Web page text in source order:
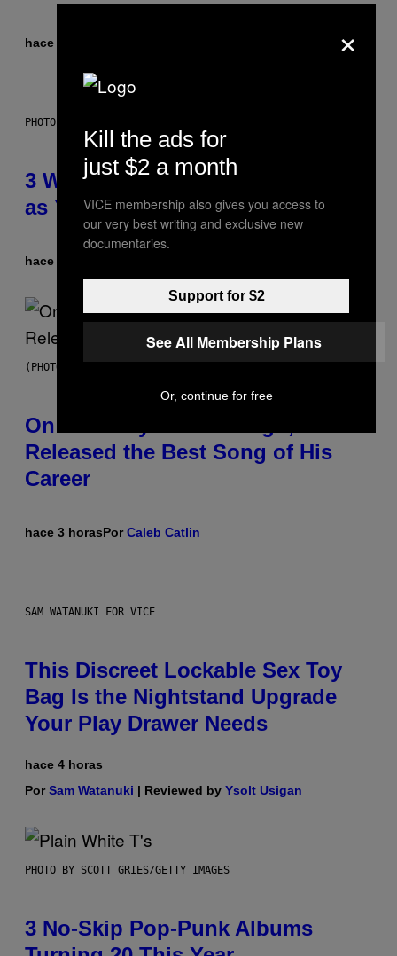
hace 2 horas
PHOTO ILLUSTRATION BY IAN WALDIE/GETTY IMAGES
3 Ways Your Music Taste Changes
as You Get Older
hace 2 horas
(PHOTO BY GARY GERSHOFF/WIREIMAGE)
On This Day 13 Years Ago, Drake
Released the Best Song of His
Career
hace 3 horasPorCaleb Catlin
SAM WATANUKI FOR VICE
This Discreet Lockable Sex Toy
Bag Is the Nightstand Upgrade
Your Play Drawer Needs
hace 4 horas
PorSam Watanuki | Reviewed by Ysolt Usigan
PHOTO BY SCOTT GRIES/GETTY IMAGES
3 No-Skip Pop-Punk Albums
×
Kill the ads for
just $2 a month
VICE membership also gives you access to
our very best writing and exclusive new
documentaries.
Support for $2
See All Membership Plans
Or, continue for free